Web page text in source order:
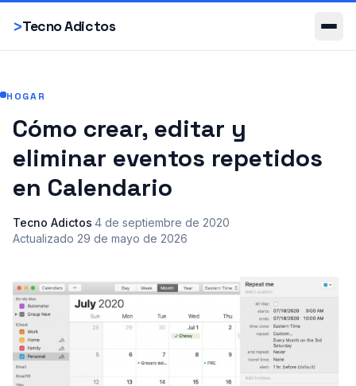
>Tecno Adictos
Smartphones
HOGAR
Cómo crear, editar y
eliminar eventos repetidos
en Calendario
Tecno Adictos·4 de septiembre de 2020·
Actualizado 29 de mayo de 2026